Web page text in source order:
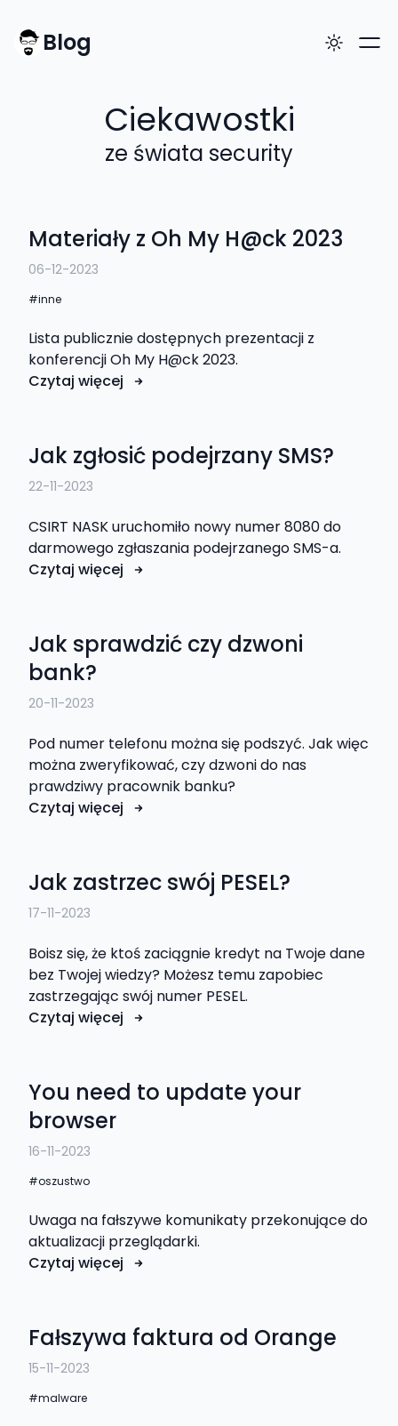
Blog
Ciekawostki
ze świata security
Materiały z Oh My H@ck 2023
06-12-2023
inne
Lista publicznie dostępnych prezentacji z
konferencji Oh My H@ck 2023.
Czytaj więcej
Jak zgłosić podejrzany SMS?
22-11-2023
CSIRT NASK uruchomiło nowy numer 8080 do
darmowego zgłaszania podejrzanego SMS-a.
Czytaj więcej
Jak sprawdzić czy dzwoni
bank?
20-11-2023
Pod numer telefonu można się podszyć. Jak więc
można zweryfikować, czy dzwoni do nas
prawdziwy pracownik banku?
Czytaj więcej
Jak zastrzec swój PESEL?
17-11-2023
Boisz się, że ktoś zaciągnie kredyt na Twoje dane
bez Twojej wiedzy? Możesz temu zapobiec
zastrzegając swój numer PESEL.
Czytaj więcej
You need to update your
browser
16-11-2023
oszustwo
Uwaga na fałszywe komunikaty przekonujące do
aktualizacji przeglądarki.
Czytaj więcej
Fałszywa faktura od Orange
15-11-2023
malware